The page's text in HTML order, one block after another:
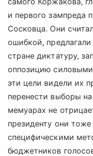
и первого зампреда
Сосковца. Они
ошибкой,
стране диктатуру,
оппозицию
эти цели видели их
перенести выборы
мемуарах не
президенту они
специфическими
бюджетников